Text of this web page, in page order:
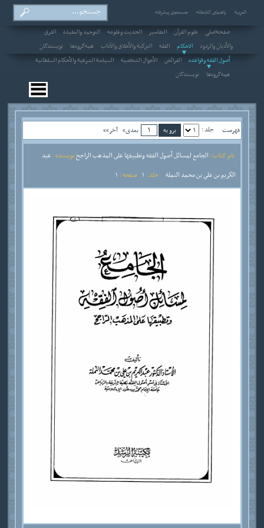
العربیة راهنمای کتابخانه جستجوی پیشرفته
صفحه‌اصلی علوم القرآن التفاسير الحديث وعلومه التوحيد والعقيدة
الفرق
والأديان والردود
الاحکام الفقه التزكية والأخلاق والآداب همه‌گروه‌ها
نویسندگان
أصول الفقه وقواعده
الفرائض الأحوال الشخصية
السياسة الشرعية والأحكام السلطانية
همه‌گروه‌ها
نویسندگان
فهرست جلد : بعدی» آخر»»
نام کتاب : الجامع لمسائل أصول الفقه وتطبيقها على المذهب الراجحنویسنده : عبد
الكريم بن علي بن محمد النملة
جلد : صفحه :